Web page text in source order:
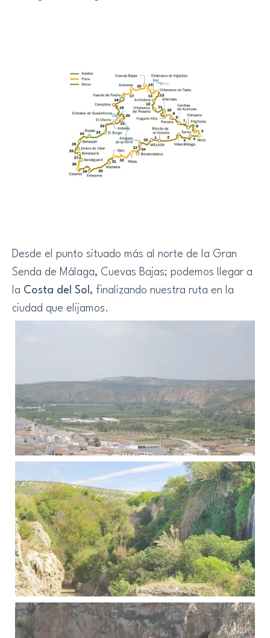
Desde el punto situado más al norte de la Gran
Senda de Málaga, Cuevas Bajas; podemos llegar a
la Costa del Sol , finalizando nuestra ruta en la
ciudad que elijamos.